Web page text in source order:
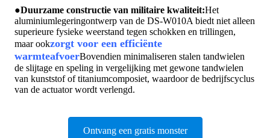
●Duurzame constructie van militaire kwaliteit:Het
aluminiumlegeringontwerp van de DS-W010A biedt niet alleen
superieure fysieke weerstand tegen schokken en trillingen,
maar ookzorgt voor een efficiënte
warmteafvoerBovendien minimaliseren stalen tandwielen
de slijtage en speling in vergelijking met gewone tandwielen
van kunststof of titaniumcomposiet, waardoor de bedrijfscyclus
van de actuator wordt verlengd.
Ontvang een gratis monster